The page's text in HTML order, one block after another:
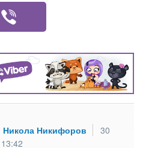
Никола Никифоров
30